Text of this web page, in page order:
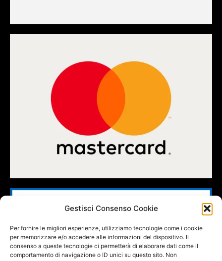
Gestisci Consenso Cookie
Per fornire le migliori esperienze, utilizziamo tecnologie come i cookie
per memorizzare e/o accedere alle informazioni del dispositivo. Il
consenso a queste tecnologie ci permetterà di elaborare dati come il
comportamento di navigazione o ID unici su questo sito. Non